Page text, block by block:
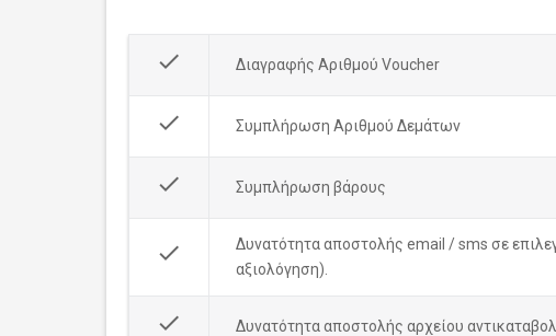
done Διαγραφής Αριθμού Voucher
done Συμπλήρωση Αριθμού Δεμάτων
done Συμπλήρωση βάρους
done
Δυνατότητα αποστολής email / sms σε
αξιολόγηση).
done Δυνατότητα αποστολής αρχείου